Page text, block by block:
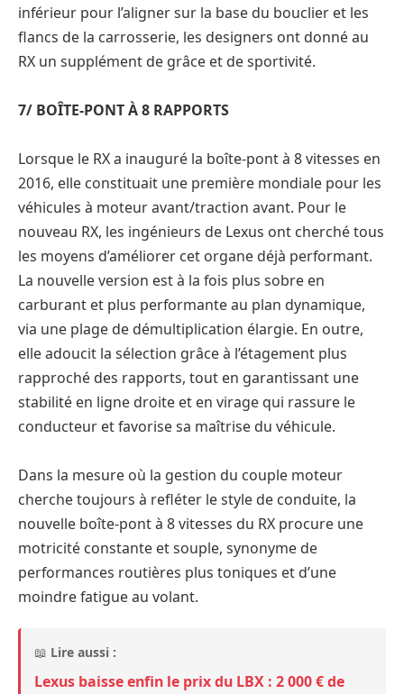
inférieur pour l’aligner sur la base du bouclier et les
flancs de la carrosserie, les designers ont donné au
RX un supplément de grâce et de sportivité.
7/ BOÎTE-PONT À 8 RAPPORTS
Lorsque le RX a inauguré la boîte-pont à 8 vitesses en
2016, elle constituait une première mondiale pour les
véhicules à moteur avant/traction avant. Pour le
nouveau RX, les ingénieurs de Lexus ont cherché tous
les moyens d’améliorer cet organe déjà performant.
La nouvelle version est à la fois plus sobre en
carburant et plus performante au plan dynamique,
via une plage de démultiplication élargie. En outre,
elle adoucit la sélection grâce à l’étagement plus
rapproché des rapports, tout en garantissant une
stabilité en ligne droite et en virage qui rassure le
conducteur et favorise sa maîtrise du véhicule.
Dans la mesure où la gestion du couple moteur
cherche toujours à refléter le style de conduite, la
nouvelle boîte-pont à 8 vitesses du RX procure une
motricité constante et souple, synonyme de
performances routières plus toniques et d’une
moindre fatigue au volant.
📖 Lire aussi :
Lexus baisse enfin le prix du LBX : 2 000 € de